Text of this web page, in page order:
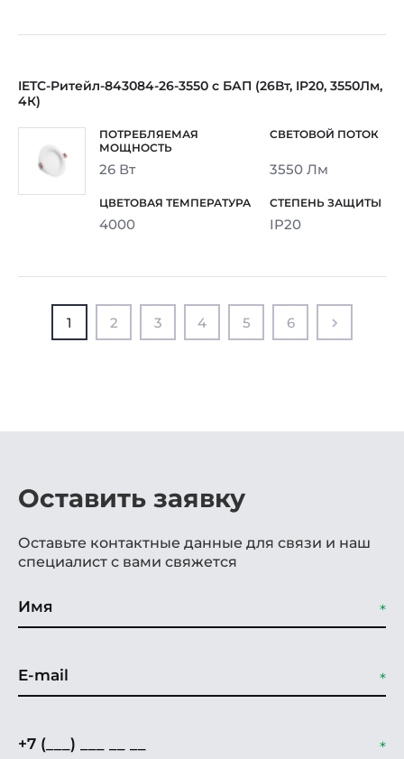
IETC-Ритейл-843084-26-3550 с БАП (26Вт, IP20, 3550Лм,
4К)
26 Вт 3550 Лм
4000 IP20
1 2 3 4 5 6
Оставить заявку
Оставьте контактные данные для связи и наш
специалист с вами свяжется